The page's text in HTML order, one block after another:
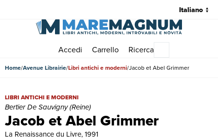
Accedi Carrello Ricerca
Home Avenue Librairie Libri antichi e moderni Jacob et Abel Grimmer
Jacob et Abel Grimmer
Jacob et Abel Grimmer | Libri antichi e moderni | Bertier De
LIBRI ANTICHI E MODERNI
Bertier De Sauvigny (Reine)
La Renaissance du Livre, 1991